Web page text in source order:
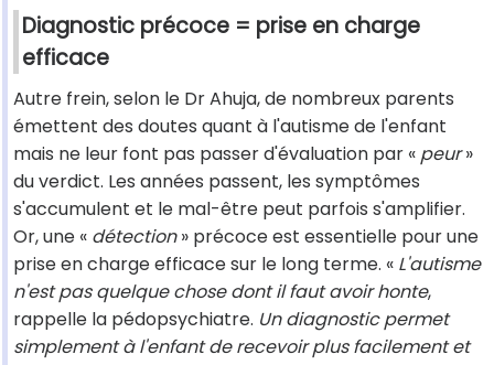
Diagnostic précoce = prise en charge
efficace
Autre frein, selon le Dr Ahuja, de nombreux parents
émettent des doutes quant à l'autisme de l'enfant
mais ne leur font pas passer d'évaluation par « peur»
du verdict. Les années passent, les symptômes
s'accumulent et le mal-être peut parfois s'amplifier.
Or, une « détection» précoce est essentielle pour une
prise en charge efficace sur le long terme. « L'autisme
n'est pas quelque chose dont il faut avoir honte,
rappelle la pédopsychiatre. Un diagnostic permet
simplement à l'enfant de recevoir plus facilement et